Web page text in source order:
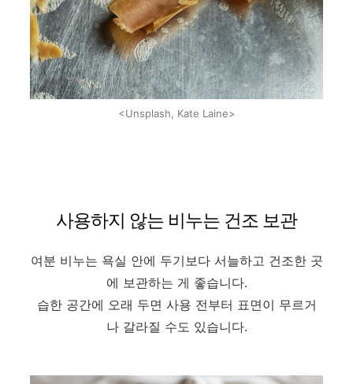
<Unsplash, Kate Laine>
사용하지 않는 비누는 건조 보관
여분 비누는 욕실 안에 두기보다 서늘하고 건조한 곳
에 보관하는 게 좋습니다.
습한 공간에 오래 두면 사용 전부터 표면이 무르거
나 갈라질 수도 있습니다.